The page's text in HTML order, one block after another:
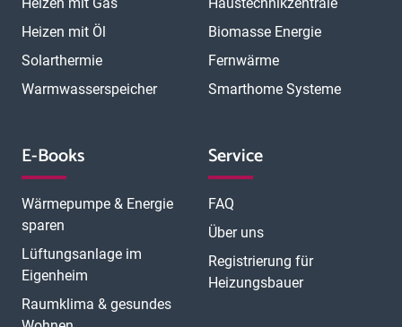
Heizen mit Öl
Solarthermie
Warmwasserspeicher
Biomasse Energie
Fernwärme
Smarthome Systeme
E-Books
Wärmepumpe & Energie
sparen
Lüftungsanlage im
Eigenheim
Raumklima & gesundes
Service
FAQ
Über uns
Registrierung für
Heizungsbauer